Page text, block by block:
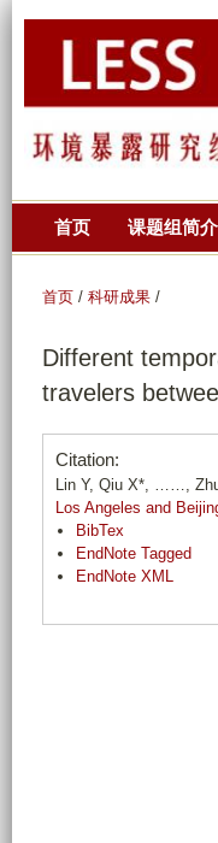
首页 课题组简介
首页 / 科研成果 /
Different
travelers
Citation:
Lin Y, Qiu X*, ……,
Los Angeles and
BibTex
EndNote Tagged
EndNote XML